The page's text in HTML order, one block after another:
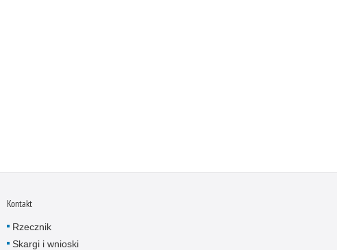
Kontakt
Rzecznik
Skargi i wnioski